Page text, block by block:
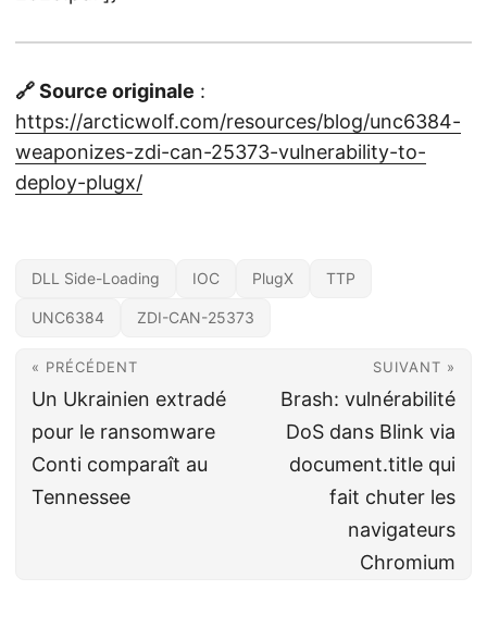
🔗 Source originale :
https://arcticwolf.com/resources/blog/unc6384-
weaponizes-zdi-can-25373-vulnerability-to-
deploy-plugx/
DLL Side-Loading IOC PlugX TTP
UNC6384 ZDI-CAN-25373
« PRÉCÉDENT
Un Ukrainien extradé
pour le ransomware
Conti comparaît au
Tennessee
SUIVANT »
Brash: vulnérabilité
DoS dans Blink via
document.title qui
fait chuter les
navigateurs
Chromium